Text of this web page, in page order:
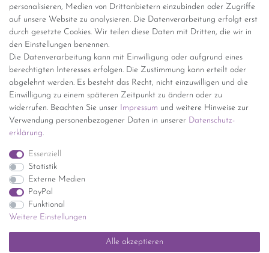
personalisieren, Medien von Drittanbietern einzubinden oder Zugriffe
auf unsere Website zu analysieren. Die Datenverarbeitung erfolgt erst
durch gesetzte Cookies. Wir teilen diese Daten mit Dritten, die wir in
den Einstellungen benennen.
Die Datenverarbeitung kann mit Einwilligung oder aufgrund eines
berechtigten Interesses erfolgen. Die Zustimmung kann erteilt oder
abgelehnt werden. Es besteht das Recht, nicht einzuwilligen und die
Einwilligung zu einem späteren Zeitpunkt zu ändern oder zu
widerrufen. Beachten Sie unser Impressum und weitere Hinweise zur
Verwendung personenbezogener Daten in unserer Daten­schutz­
erklärung.
Essenziell
Statistik
Externe Medien
PayPal
Funktional
Weitere Einstellungen
Alle akzeptieren
Versand per GLS (6,90 Euro) oder DHL (8,49 Euro ) inkl. MwSt.
(innerhalb Deutschlands)
kostenfreie Lieferung ab 150 Euro Warenwert (innerhalb
Deutschlands)
Übersicht Internationale Versandkosten
Wir kaufen an
Sie haben zuviel Porzellan im Schrank? Gerne kaufen wir dieses an.
Einfach unverbindliches Angebot anfordern.
*Endpreis inkl. MwSt. (Dieser Artikel unterliegt gem. § 25a
UStG der Differenzbesteuerung, ein Ausweis der
Mehrwertsteuer auf der Rechnung erfolgt nicht.)
Impressum Daten­schutz­erklärung